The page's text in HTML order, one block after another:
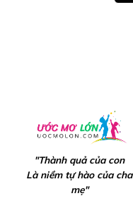
"Thành quả của con
Là niềm tự hào của cha
mẹ"